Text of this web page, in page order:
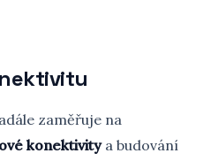
zaměřuje na
konektivitya budování